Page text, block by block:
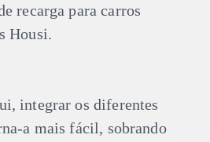
recarga para carros
Housi.
integrar os diferentes
a mais fácil, sobrando